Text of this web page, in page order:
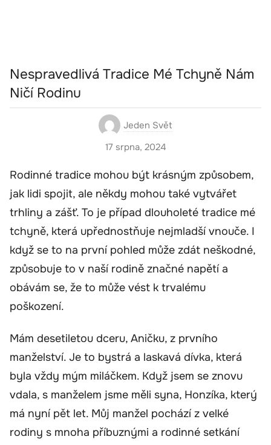
Nespravedlivá Tradice Mé Tchyně Nám
Ničí Rodinu
Jeden Svět
17 srpna, 2024
Rodinné tradice mohou být krásným způsobem,
jak lidi spojit, ale někdy mohou také vytvářet
trhliny a zášť. To je případ dlouholeté tradice mé
tchyně, která upřednostňuje nejmladší vnouče. I
když se to na první pohled může zdát neškodné,
způsobuje to v naší rodině značné napětí a
obávám se, že to může vést k trvalému
poškození.
Mám desetiletou dceru, Aničku, z prvního
manželství. Je to bystrá a laskavá dívka, která
byla vždy mým miláčkem. Když jsem se znovu
vdala, s manželem jsme měli syna, Honzíka, který
má nyní pět let. Můj manžel pochází z velké
rodiny s mnoha příbuznými a rodinné setkání